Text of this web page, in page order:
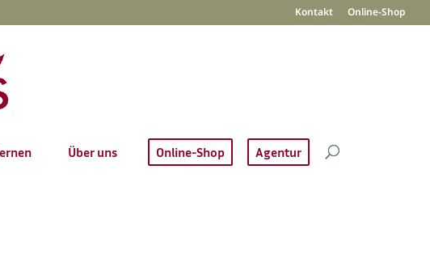
Kontakt Online-Shop
Über uns Online-Shop Agentur